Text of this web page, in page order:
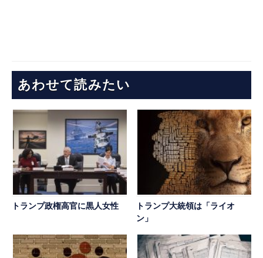
あわせて読みたい
トランプ政権高官に黒人女性
トランプ大統領は「ライオ
ン」